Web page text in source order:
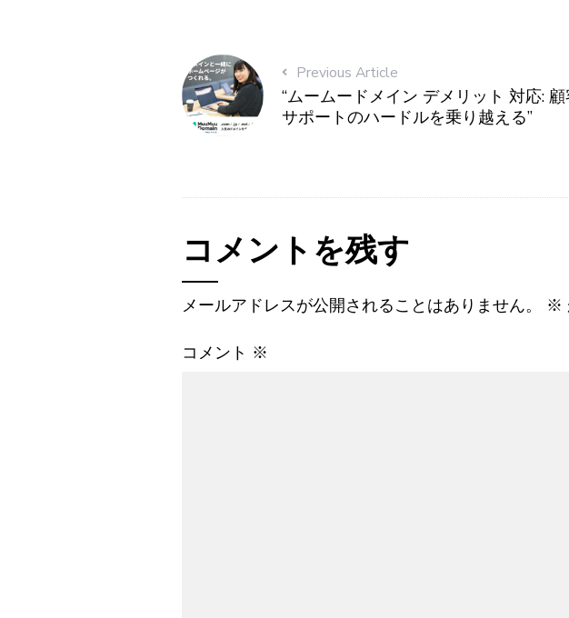
Previous Article
“ムームードメイン デメリット 対応: 顧
サポートのハードルを乗り越える”
コメントを残す
メールアドレスが公開されることはありません。 ※
コメント ※